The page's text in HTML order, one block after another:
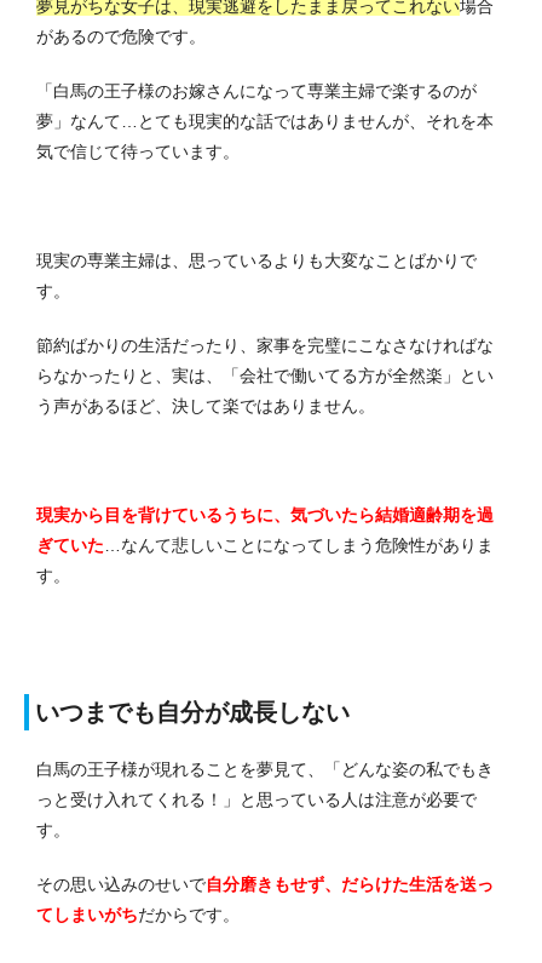
夢見がちな女子は、現実逃避をしたまま戻ってこれない場合
があるので危険です。
「白馬の王子様のお嫁さんになって専業主婦で楽するのが
夢」なんて…とても現実的な話ではありませんが、それを本
気で信じて待っています。
現実の専業主婦は、思っているよりも大変なことばかりで
す。
節約ばかりの生活だったり、家事を完璧にこなさなければな
らなかったりと、実は、「会社で働いてる方が全然楽」とい
う声があるほど、決して楽ではありません。
現実から目を背けているうちに、気づいたら結婚適齢期を過
ぎていた …なんて悲しいことになってしまう危険性がありま
す。
いつまでも自分が成長しない
白馬の王子様が現れることを夢見て、「どんな姿の私でもき
っと受け入れてくれる！」と思っている人は注意が必要で
す。
その思い込みのせいで自分磨きもせず、だらけた生活を送っ
てしまいがちだからです。